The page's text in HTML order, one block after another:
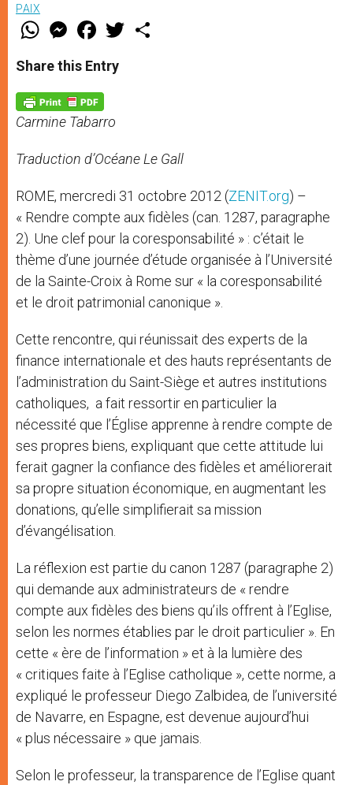
PAIX
W
t
s
p
p
M
e
s
e
g
e
r
F
a
e
b
o
k
w
Share this Entry
Carmine Tabarro
Traduction d’Océane Le Gall
ROME, mercredi 31 octobre 2012 (ZENIT.org) –
« Rendre compte aux fidèles (can. 1287, paragraphe
2). Une clef pour la coresponsabilité » : c’était le
thème d’une journée d’étude organisée à l’Université
de la Sainte-Croix à Rome sur « la coresponsabilité
et le droit patrimonial canonique ».
Cette rencontre, qui réunissait des experts de la
finance internationale et des hauts représentants de
l’administration du Saint-Siège et autres institutions
catholiques, a fait ressortir en particulier la
nécessité que l’Église apprenne à rendre compte de
ses propres biens, expliquant que cette attitude lui
ferait gagner la confiance des fidèles et améliorerait
sa propre situation économique, en augmentant les
donations, qu’elle simplifierait sa mission
d’évangélisation.
La réflexion est partie du canon 1287 (paragraphe 2)
qui demande aux administrateurs de « rendre
compte aux fidèles des biens qu’ils offrent à l’Eglise,
selon les normes établies par le droit particulier ». En
cette « ère de l’information » et à la lumière des
« critiques faite à l’Eglise catholique », cette norme, a
expliqué le professeur Diego Zalbidea, de l’université
de Navarre, en Espagne, est devenue aujourd’hui
« plus nécessaire » que jamais.
Selon le professeur, la transparence de l’Eglise quant